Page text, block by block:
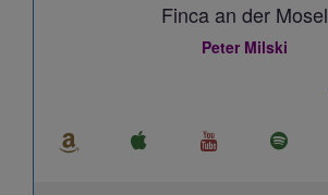
Finca an der Mosel
Peter Milski